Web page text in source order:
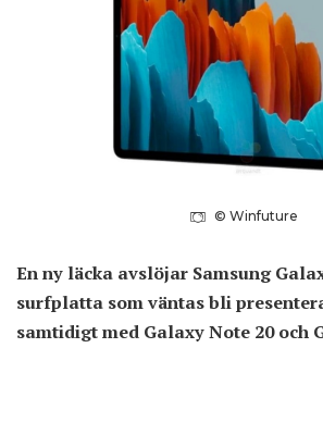
© Winfuture
En ny läcka avslöjar Samsung
surfplatta som väntas bli
samtidigt med Galaxy Note 20 och